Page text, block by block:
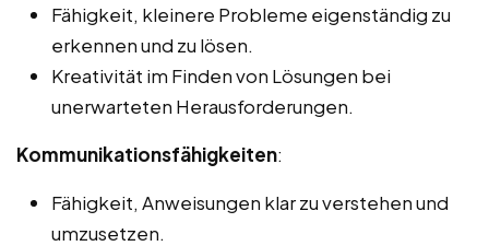
Fähigkeit, kleinere Probleme eigenständig zu
erkennen und zu lösen.
Kreativität im Finden von Lösungen bei
unerwarteten Herausforderungen.
Kommunikationsfähigkeiten:
Fähigkeit, Anweisungen klar zu verstehen und
umzusetzen.